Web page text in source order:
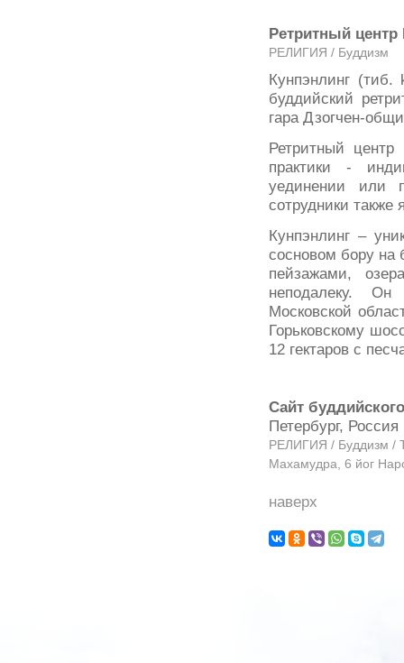
Ретритный центр
РЕЛИГИЯ / Буддизм
Кунпэнлинг
буддийский
гара Дзогчен-
Ретритный
практики -
уединении или
сотрудники
Кунпэнлинг –
сосновом бору на
пейзажами,
неподалеку.
Московской
Горьковскому
12 гектаров с
Сайт
Петербург,
РЕЛИГИЯ / Буддизм /
Махамудра, 6 йог
наверх